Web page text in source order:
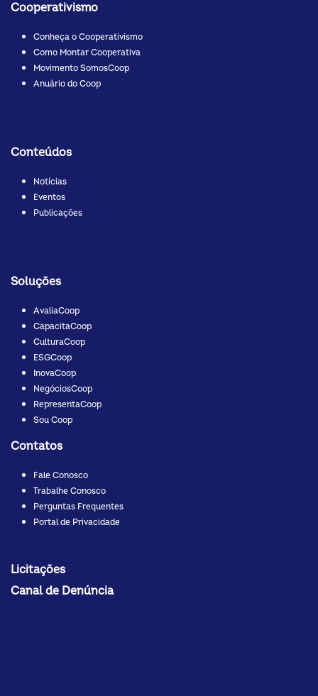
Cooperativismo
Conheça o Cooperativismo
Como Montar Cooperativa
Movimento SomosCoop
Anuário do Coop
Conteúdos
Notícias
Eventos
Publicações
Soluções
AvaliaCoop
CapacitaCoop
CulturaCoop
ESGCoop
InovaCoop
NegóciosCoop
RepresentaCoop
Sou Coop
Contatos
Fale Conosco
Trabalhe Conosco
Perguntas Frequentes
Portal de Privacidade
Licitações
Canal de Denúncia